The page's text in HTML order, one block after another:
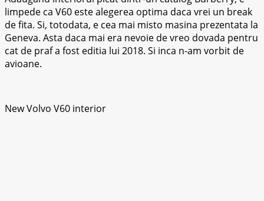
limpede ca V60 este alegerea optima daca vrei un break
de fita. Si, totodata, e cea mai misto masina prezentata la
Geneva. Asta daca mai era nevoie de vreo dovada pentru
cat de praf a fost editia lui 2018. Si inca n-am vorbit de
avioane.
New Volvo V60 interior